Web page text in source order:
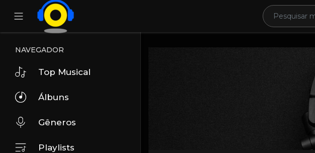
NAVEGADOR
Top Musical
Álbuns
Gêneros
Playlists